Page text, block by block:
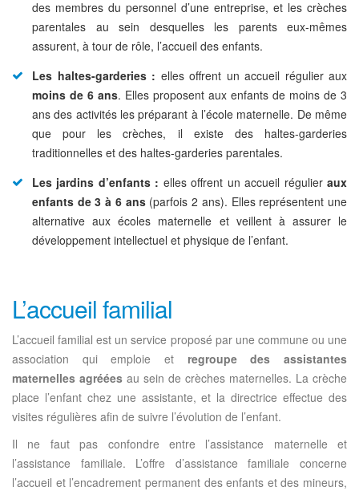
des membres du personnel d’une entreprise, et les crèches
parentales au sein desquelles les parents eux-mêmes
assurent, à tour de rôle, l’accueil des enfants.
Les haltes-garderies : elles offrent un accueil régulier aux
moins de 6 ans. Elles proposent aux enfants de moins de 3
ans des activités les préparant à l’école maternelle. De même
que pour les crèches, il existe des haltes-garderies
traditionnelles et des haltes-garderies parentales.
Les jardins d’enfants : elles offrent un accueil régulieraux
enfants de 3 à 6 ans(parfois 2 ans). Elles représentent une
alternative aux écoles maternelle et veillent à assurer le
développement intellectuel et physique de l’enfant.
L’accueil familial
L’accueil familial est un service proposé par une commune ou une
association qui emploie et regroupe des assistantes
maternelles agréées au sein de crèches maternelles. La crèche
place l’enfant chez une assistante, et la directrice effectue des
visites régulières afin de suivre l’évolution de l’enfant.
Il ne faut pas confondre entre l’assistance maternelle et
l’assistance familiale. L’offre d’assistance familiale concerne
l’accueil et l’encadrement permanent des enfants et des mineurs,